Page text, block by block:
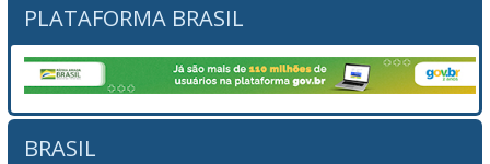
PLATAFORMA BRASIL
BRASIL